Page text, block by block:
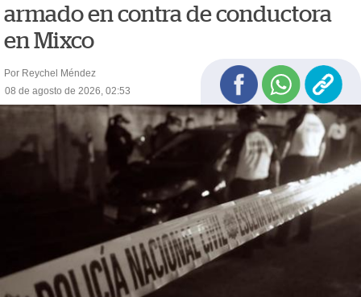
armado en contra de conductora
en Mixco
Por Reychel Méndez
08 de agosto de 2026, 02:53